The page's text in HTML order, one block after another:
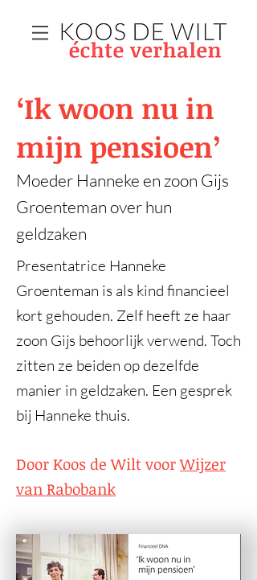
‘Ik woon nu in
mijn pensioen’
Moeder Hanneke en zoon Gijs
Groenteman over hun
geldzaken
Presentatrice Hanneke
Groenteman is als kind financieel
kort gehouden. Zelf heeft ze haar
zoon Gijs behoorlijk verwend. Toch
zitten ze beiden op dezelfde
manier in geldzaken. Een gesprek
bij Hanneke thuis.
Door Koos de Wilt voorWijzer
van Rabobank